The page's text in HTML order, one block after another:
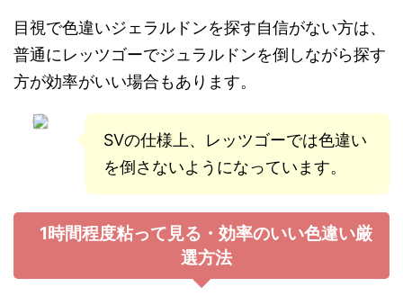
目視で色違いジェラルドンを探す自信がない方は、
普通にレッツゴーでジュラルドンを倒しながら探す
方が効率がいい場合もあります。
SVの仕様上、レッツゴーでは色違い
を倒さないようになっています。
1時間程度粘って見る・効率のいい色違い厳
選方法